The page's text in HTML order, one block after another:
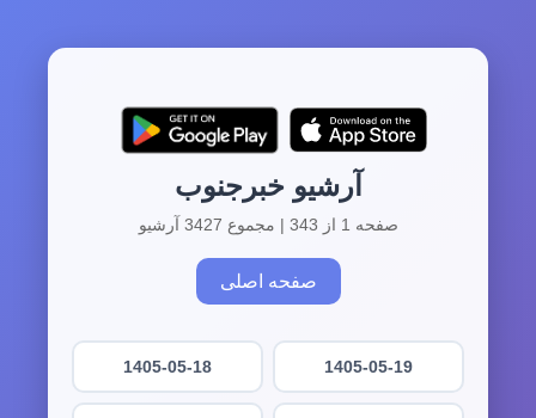
آرشیو خبرجنوب
صفحه 1 از 343 | مجموع 3427 آرشیو
صفحه اصلی
1405-05-19
1405-05-18